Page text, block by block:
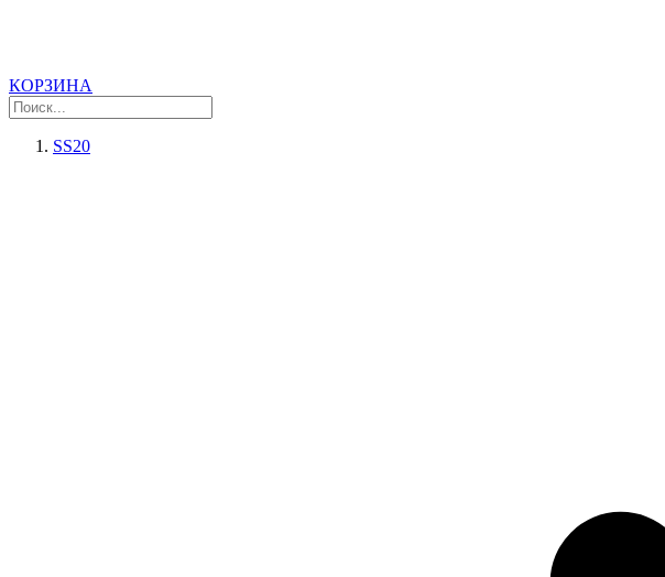
КОРЗИНА
SS20